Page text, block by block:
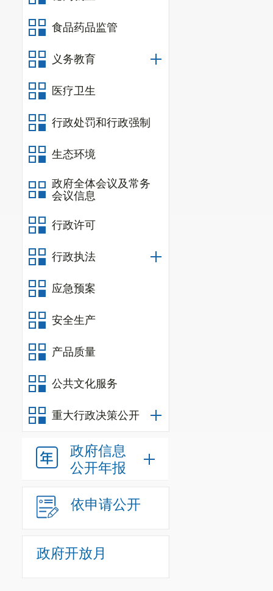
食品药品监管
义务教育
医疗卫生
行政处罚和行政强制
生态环境
政府全体会议及常务
会议信息
行政许可
行政执法
应急预案
安全生产
产品质量
公共文化服务
重大行政决策公开
政府信息
公开年报
依申请公开
政府开放月